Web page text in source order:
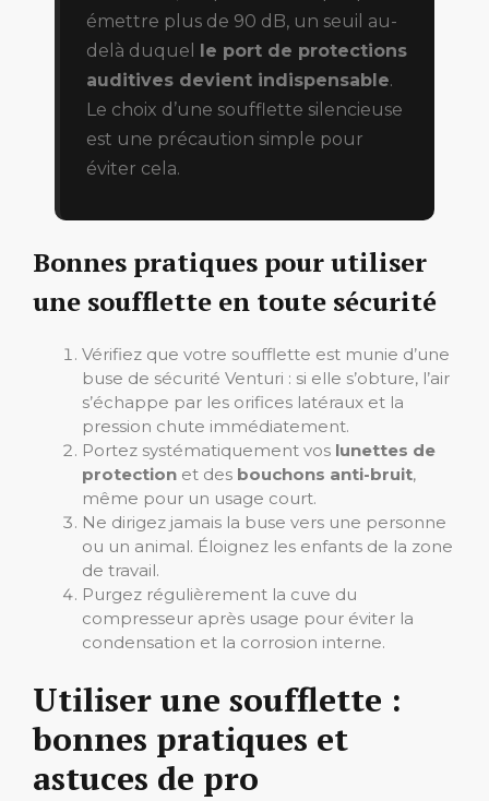
émettre plus de 90 dB, un seuil au-
delà duquel le port de protections
auditives devient indispensable.
Le choix d’une soufflette silencieuse
est une précaution simple pour
éviter cela.
Bonnes pratiques pour utiliser
une soufflette en toute sécurité
Vérifiez que votre soufflette est munie d’une
buse de sécurité Venturi : si elle s’obture, l’air
s’échappe par les orifices latéraux et la
pression chute immédiatement.
Portez systématiquement vos lunettes de
protection et des bouchons anti-bruit,
même pour un usage court.
Ne dirigez jamais la buse vers une personne
ou un animal. Éloignez les enfants de la zone
de travail.
Purgez régulièrement la cuve du
compresseur après usage pour éviter la
condensation et la corrosion interne.
Utiliser une soufflette :
bonnes pratiques et
astuces de pro